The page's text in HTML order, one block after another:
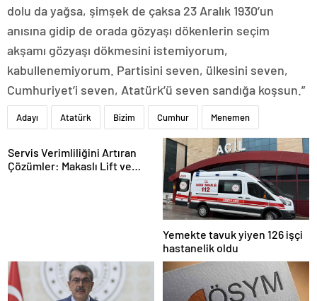
dolu da yağsa, şimşek de çaksa 23 Aralık 1930’un
anısına gidip de orada gözyaşı dökenlerin seçim
akşamı gözyaşı dökmesini istemiyorum,
kabullenemiyorum. Partisini seven, ülkesini seven,
Cumhuriyet’i seven, Atatürk’ü seven sandığa koşsun.”
Adayı Atatürk Bizim Cumhur Menemen
Servis Verimliliğini Artıran
Çözümler: Makaslı Lift ve
Yemekte tavuk yiyen 126 işçi
hastanelik oldu